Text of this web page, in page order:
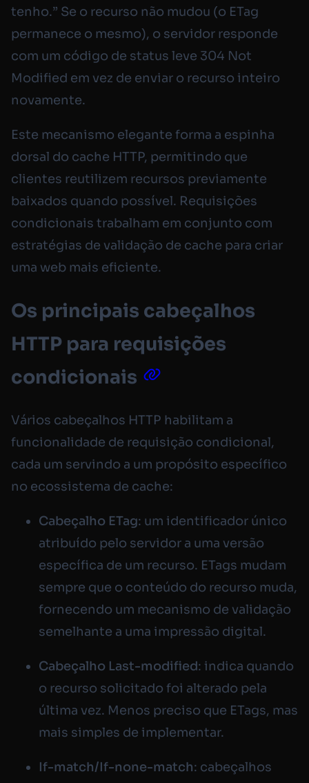
tenho.” Se o recurso não mudou (o ETag
permanece o mesmo), o servidor responde
com um código de status leve 304 Not
Modified em vez de enviar o recurso inteiro
novamente.
Este mecanismo elegante forma a espinha
dorsal do cache HTTP, permitindo que
clientes reutilizem recursos previamente
baixados quando possível. Requisições
condicionais trabalham em conjunto com
estratégias de validação de cache para criar
uma web mais eficiente.
Os principais cabeçalhos
HTTP para requisições
condicionais
Vários cabeçalhos HTTP habilitam a
funcionalidade de requisição condicional,
cada um servindo a um propósito específico
no ecossistema de cache:
Cabeçalho ETag: um identificador único
atribuído pelo servidor a uma versão
específica de um recurso. ETags mudam
sempre que o conteúdo do recurso muda,
fornecendo um mecanismo de validação
semelhante a uma impressão digital.
Cabeçalho Last-modified: indica quando
o recurso solicitado foi alterado pela
última vez. Menos preciso que ETags, mas
mais simples de implementar.
If-match/If-none-match: cabeçalhos